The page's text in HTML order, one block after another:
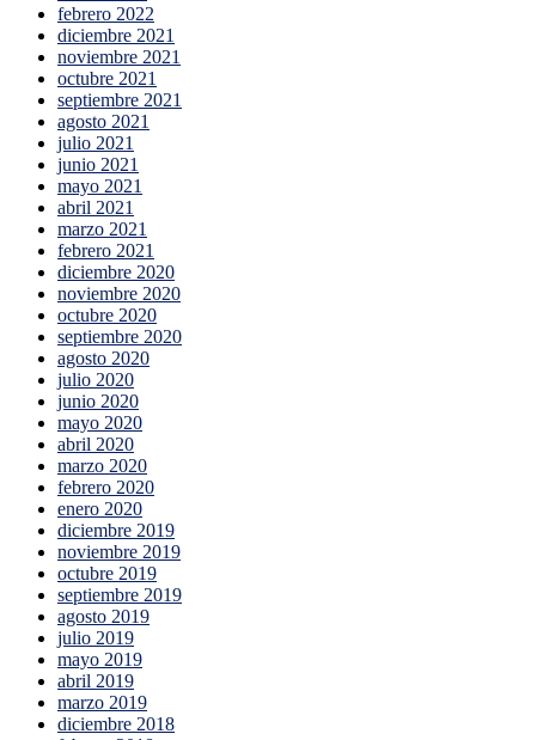
febrero 2022
diciembre 2021
noviembre 2021
octubre 2021
septiembre 2021
agosto 2021
julio 2021
junio 2021
mayo 2021
abril 2021
marzo 2021
febrero 2021
diciembre 2020
noviembre 2020
octubre 2020
septiembre 2020
agosto 2020
julio 2020
junio 2020
mayo 2020
abril 2020
marzo 2020
febrero 2020
enero 2020
diciembre 2019
noviembre 2019
octubre 2019
septiembre 2019
agosto 2019
julio 2019
mayo 2019
abril 2019
marzo 2019
diciembre 2018